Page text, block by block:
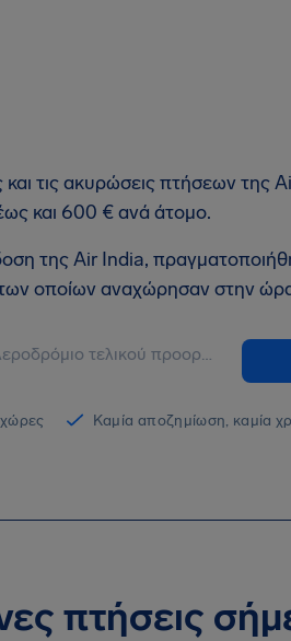
τις ακυρώσεις πτήσεων της
και 600 € ανά άτομο.
της Air India,
οποίων αναχώρησαν στην
Καμία αποζημίωση, καμία
πτήσεις